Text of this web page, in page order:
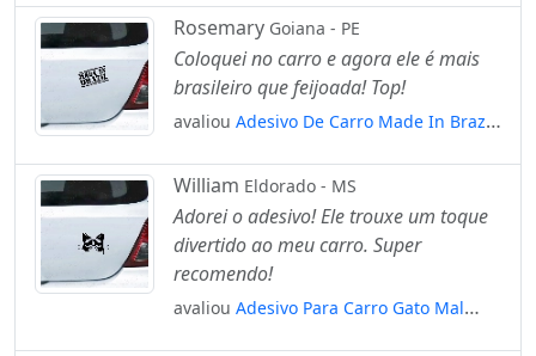
Mod:3984
Rosemary Goiana - PE
Coloquei no carro e agora ele é mais
brasileiro que feijoada! Top!
avaliou Adesivo De Carro Made In Brazil
William Eldorado - MS
Adorei o adesivo! Ele trouxe um toque
divertido ao meu carro. Super
recomendo!
avaliou Adesivo Para Carro Gato Mal